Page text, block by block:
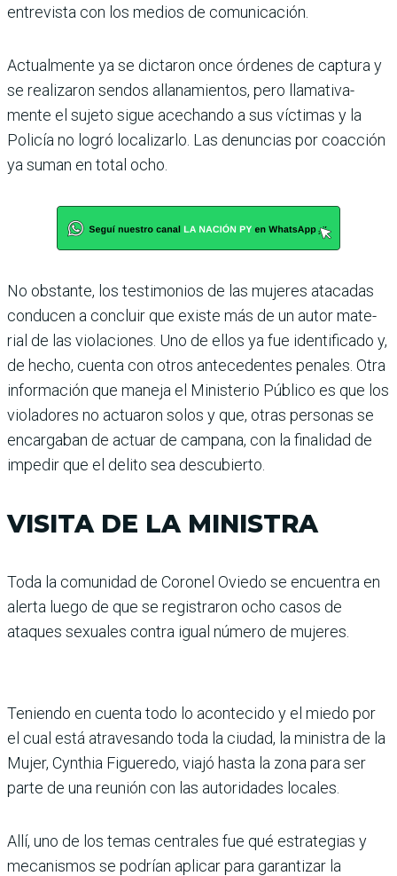
entre­vista con los medios de comu­nicación.
Actualmente ya se dictaron once órdenes de captura y
se realizaron sendos alla­namientos, pero llamativa­
mente el sujeto sigue ace­chando a sus víctimas y la
Policía no logró localizarlo. Las denuncias por coacción
ya suman en total ocho.
No obstante, los testimo­nios de las mujeres ataca­das
conducen a concluir que existe más de un autor mate­
rial de las violaciones. Uno de ellos ya fue identificado y,
de hecho, cuenta con otros antecedentes penales. Otra
información que maneja el Ministerio Público es que los
violadores no actuaron solos y que, otras personas se
encargaban de actuar de campana, con la finalidad de
impedir que el delito sea des­cubierto.
VISITA DE LA MINISTRA
Toda la comunidad de Coro­nel Oviedo se encuentra en
alerta luego de que se regis­traron ocho casos de
ataques sexuales contra igual número de mujeres.
Teniendo en cuenta todo lo acontecido y el miedo por
el cual está atravesando toda la ciudad, la ministra de la
Mujer, Cynthia Figueredo, viajó hasta la zona para ser
parte de una reunión con las autoridades locales.
Allí, uno de los temas cen­trales fue qué estrategias y
mecanismos se podrían apli­car para garantizar la